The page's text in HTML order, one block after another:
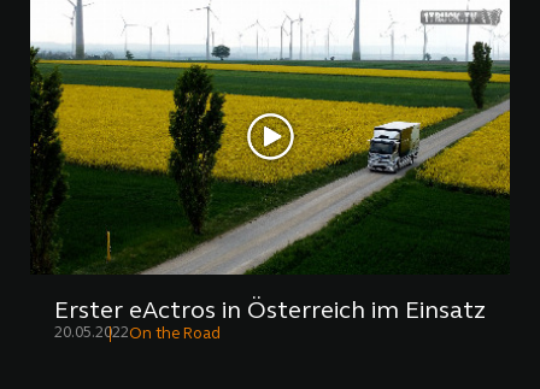
Erster eActros in Österreich im Einsatz
20.05.2022On the Road